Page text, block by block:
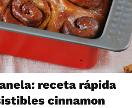
receta rápida
cinnamon